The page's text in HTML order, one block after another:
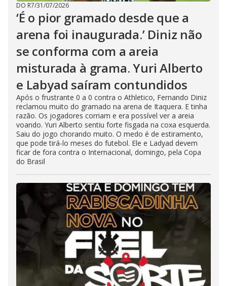
DO R7/31/07/2026
‘É o pior gramado desde que a
arena foi inaugurada.’ Diniz não
se conforma com a areia
misturada à grama. Yuri Alberto
e Labyad saíram contundidos
Após o frustrante 0 a 0 contra o Athletico, Fernando Diniz
reclamou muito do gramado na arena de Itaquera. E tinha
razão. Os jogadores corriam e era possível ver a areia
voando. Yuri Alberto sentiu forte fisgada na coxa esquerda.
Saiu do jogo chorando muito. O medo é de estiramento,
que pode tirá-lo meses do futebol. Ele e Ladyad devem
ficar de fora contra o Internacional, domingo, pela Copa
do Brasil